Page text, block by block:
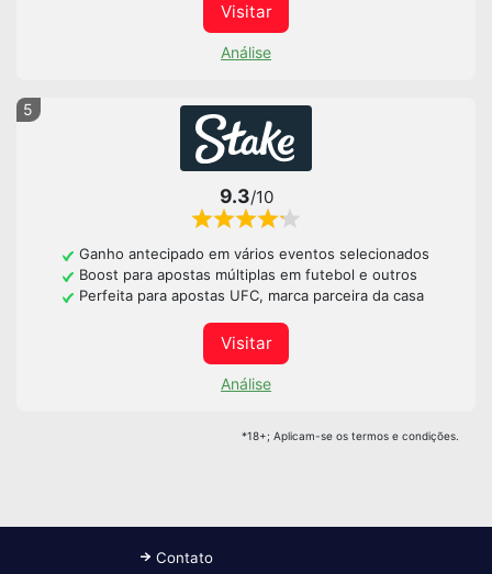
Visitar
Análise
5
9.3/10
Ganho antecipado em vários eventos selecionados
Boost para apostas múltiplas em futebol e outros
Perfeita para apostas UFC, marca parceira da casa
Visitar
Análise
*18+; Aplicam-se os termos e condições.
Contato